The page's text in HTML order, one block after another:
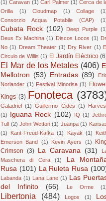
(1) Caravan (1) Carl Palmer (1) Cerca de
Orilla
(1) Cloudmap (1) Collage
Consorzio Acqua Potabile (CAP)
Cubata Rock (102) Deep Purple
Deus Ex Machina (1) Discos Locos (1) Dr.
No (1) Dream Theater (1) Dry River (1)
Circulo de Willis (1) El Jardín Eléctrico
El Mar de los Metales (406)
Mellotron (53) Entradas (89)
Norlander (1) Festival Minorisa (1)
Kings (3) Fonoteca
Galadriel (1) Guillermo Cides (1)
(1) Iguana Rock (102) IQ (1)
Tull (2) John Wetton (1) Juanpa (1)
(1)
Kant-Freud-Kafka (1) Kayak (1)
Emerson Band (1) Kevin Ayers (1)
Crimson (3) La Caravana (31)
Maschera di Cera
(1)
La
Rusa (101) La Ruleta Rusa
Labanda (1) Lana Lane (1) Las
del Infinito
(66) Le Orme
Libertonia (484) Logos (1)